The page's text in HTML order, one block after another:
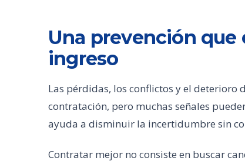
Una prevención que
ingreso
Las pérdidas, los conflictos y el deterioro
contratación, pero muchas señales
ayuda a disminuir la incertidumbre sin
Contratar mejor no consiste en buscar